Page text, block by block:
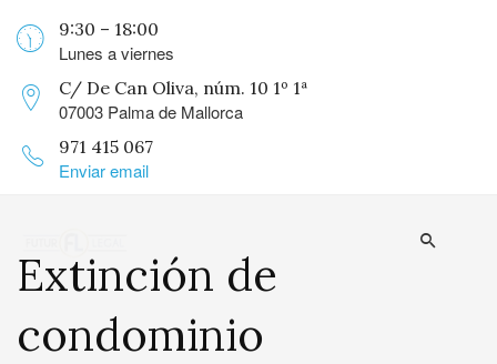
9:30 – 18:00
Lunes a viernes
C/ De Can Oliva, núm. 10 1º 1ª
07003 Palma de Mallorca
971 415 067
Enviar email
Extinción de
condominio